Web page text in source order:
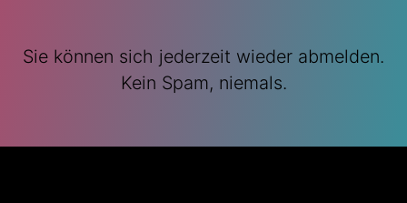
Sie können sich jederzeit wieder abmelden.
Kein Spam, niemals.